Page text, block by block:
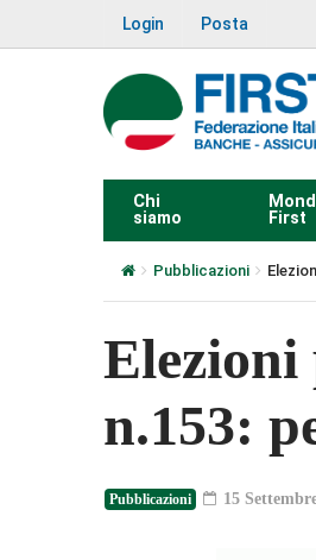
Login Posta
Chi
siamo
First
Pubblicazioni
Elezioni
n.153:
Pubblicazioni 15